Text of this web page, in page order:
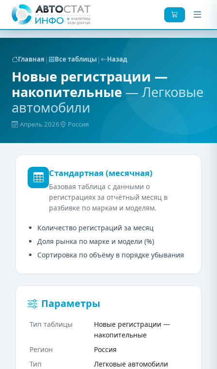
Главная | Все таблицы | Назад
Новые регистрации —
накопительные — Легковые
автомобили
Апрель 2026 Россия
Стандартная (месячная)
Базовая таблица с данными о
регистрациях за отчётный месяц в
разбивке по маркам и моделям.
Количество регистраций за месяц
Доля рынка по марке и модели (%)
Сортировка по объёму в порядке убывания
Параметры
Тип таблицы
Новые регистрации —
накопительные
Регион
Россия
Тип
Легковые автомобили